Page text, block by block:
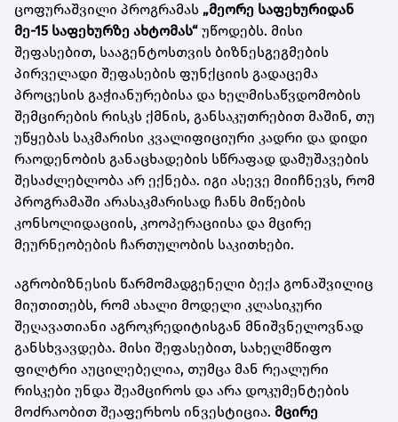
ცოფურაშვილი პროგრამას „მეორე საფეხურიდან
მე-15 საფეხურზე ახტომას“ უწოდებს. მისი
შეფასებით, სააგენტოსთვის ბიზნესგეგმების
პირველადი შეფასების ფუნქციის გადაცემა
პროცესის გაჭიანურებისა და ხელმისაწვდომობის
შემცირების რისკს ქმნის, განსაკუთრებით მაშინ, თუ
უწყებას საკმარისი კვალიფიციური კადრი და დიდი
რაოდენობის განაცხადების სწრაფად დამუშავების
შესაძლებლობა არ ექნება. იგი ასევე მიიჩნევს, რომ
პროგრამაში არასაკმარისად ჩანს მიწების
კონსოლიდაციის, კოოპერაციისა და მცირე
მეურნეობების ჩართულობის საკითხები.
აგრობიზნესის წარმომადგენელი ბექა გონაშვილიც
მიუთითებს, რომ ახალი მოდელი კლასიკური
შეღავათიანი აგროკრედიტისგან მნიშვნელოვნად
განსხვავდება. მისი შეფასებით, სახელმწიფო
ფილტრი აუცილებელია, თუმცა მან რეალური
რისკები უნდა შეამციროს და არა დოკუმენტების
მოძრაობით შეაფერხოს ინვესტიცია. მცირე